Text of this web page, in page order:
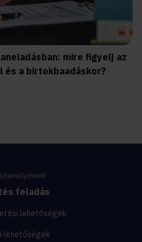
mire figyelj az
a birtokbaadáskor?
feladás
lehetőségek
lehetőségek